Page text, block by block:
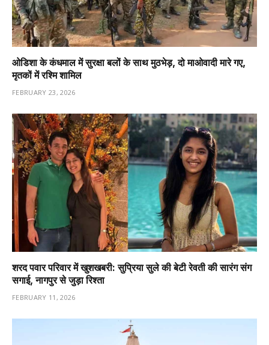
ओडिशा के कंधमाल में सुरक्षा बलों के साथ मुठभेड़, दो माओवादी मारे गए,
मृतकों में रश्मि शामिल
FEBRUARY 23, 2026
शरद पवार परिवार में खुशखबरी: सुप्रिया सुले की बेटी रेवती की सारंग संग
सगाई, नागपुर से जुड़ा रिश्ता
FEBRUARY 11, 2026